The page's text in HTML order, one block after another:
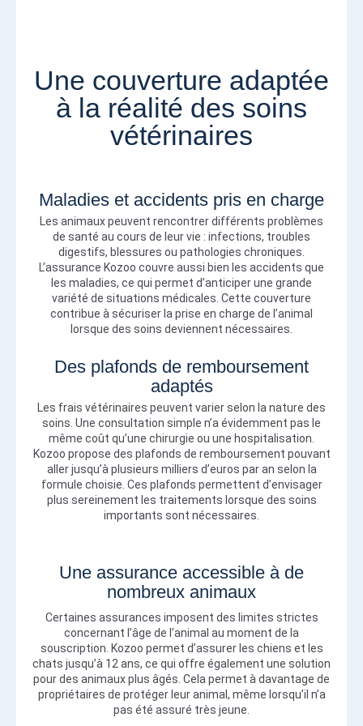
Une couverture adaptée
à la réalité des soins
vétérinaires
Maladies et accidents pris en charge
Les animaux peuvent rencontrer différents problèmes
de santé au cours de leur vie : infections, troubles
digestifs, blessures ou pathologies chroniques.
L’assurance Kozoo couvre aussi bien les accidents que
les maladies, ce qui permet d’anticiper une grande
variété de situations médicales. Cette couverture
contribue à sécuriser la prise en charge de l’animal
lorsque des soins deviennent nécessaires.
Des plafonds de remboursement
adaptés
Les frais vétérinaires peuvent varier selon la nature des
soins. Une consultation simple n’a évidemment pas le
même coût qu’une chirurgie ou une hospitalisation.
Kozoo propose des plafonds de remboursement pouvant
aller jusqu’à plusieurs milliers d’euros par an selon la
formule choisie. Ces plafonds permettent d’envisager
plus sereinement les traitements lorsque des soins
importants sont nécessaires.
Une assurance accessible à de
nombreux animaux
Certaines assurances imposent des limites strictes
concernant l’âge de l’animal au moment de la
souscription. Kozoo permet d’assurer les chiens et les
chats jusqu’à 12 ans, ce qui offre également une solution
pour des animaux plus âgés. Cela permet à davantage de
propriétaires de protéger leur animal, même lorsqu’il n’a
pas été assuré très jeune.